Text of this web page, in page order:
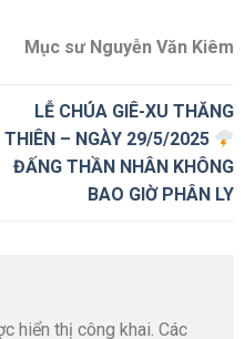
Mục sư Nguyễn Văn Kiêm
LỄ CHÚA GIÊ-XU THĂNG
THIÊN – NGÀY 29/5/2025
ĐẤNG THẦN NHÂN KHÔNG
BAO GIỜ PHÂN LY
hiển thị công khai. Các